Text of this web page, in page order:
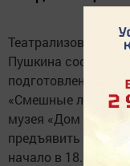
Театрализованный
Пушкина
подготовленный
«Смешные люди»,
музея «Дом
предъявить куар-
начало в 18.00.